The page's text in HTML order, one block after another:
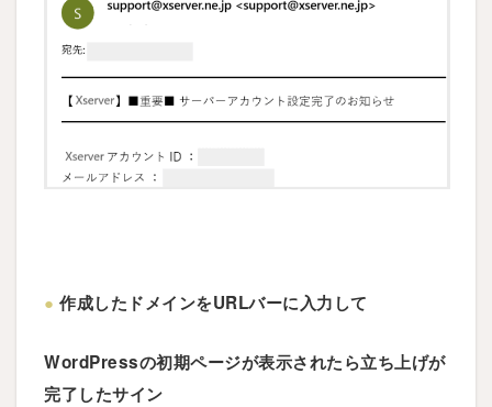
● 作成したドメインをURLバーに入力して
WordPressの初期ページが表示されたら立ち上げが
完了したサイン